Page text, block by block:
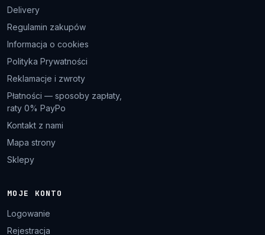
Delivery
Regulamin zakupów
Informacja o cookies
Polityka Prywatności
Reklamacje i zwroty
Płatności — sposoby zapłaty,
raty 0% PayPo
Kontakt z nami
Mapa strony
Sklepy
MOJE KONTO
Logowanie
Rejestracja